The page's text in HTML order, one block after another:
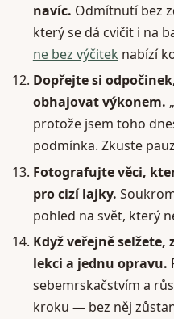
navíc. Odmítnutí bez
který se dá cvičit i na
ne bez výčitek nabízí
Dopřejte si
obhajovat výkonem.
protože jsem toho
podmínka. Zkuste
Fotografujte věci,
pro cizí lajky.
pohled na svět, který
Když veřejně
lekci a jednu opravu.
sebemrskačstvím a
kroku — bez něj